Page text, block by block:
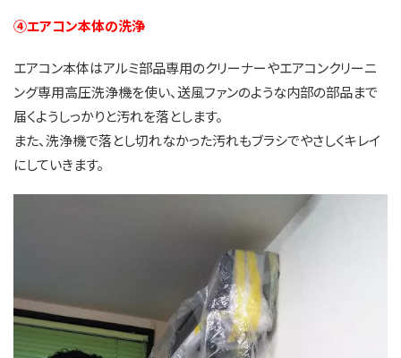
④エアコン本体の洗浄
エアコン本体はアルミ部品専用のクリーナーやエアコンクリーニ
ング専用高圧洗浄機を使い、送風ファンのような内部の部品まで
届くようしっかりと汚れを落とします。
また、洗浄機で落とし切れなかった汚れもブラシでやさしくキレイ
にしていきます。